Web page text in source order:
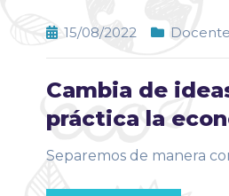
15/08/2022
Cambia de
práctica la
Separemos de manera